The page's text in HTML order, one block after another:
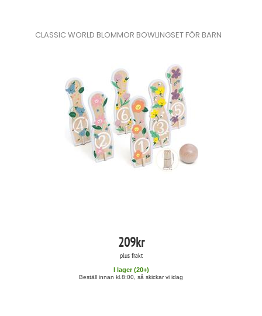
CLASSIC WORLD BLOMMOR BOWLINGSET FÖR BARN
209kr
plus frakt
I lager (20+)
Beställ innan kl.8:00, så skickar vi idag